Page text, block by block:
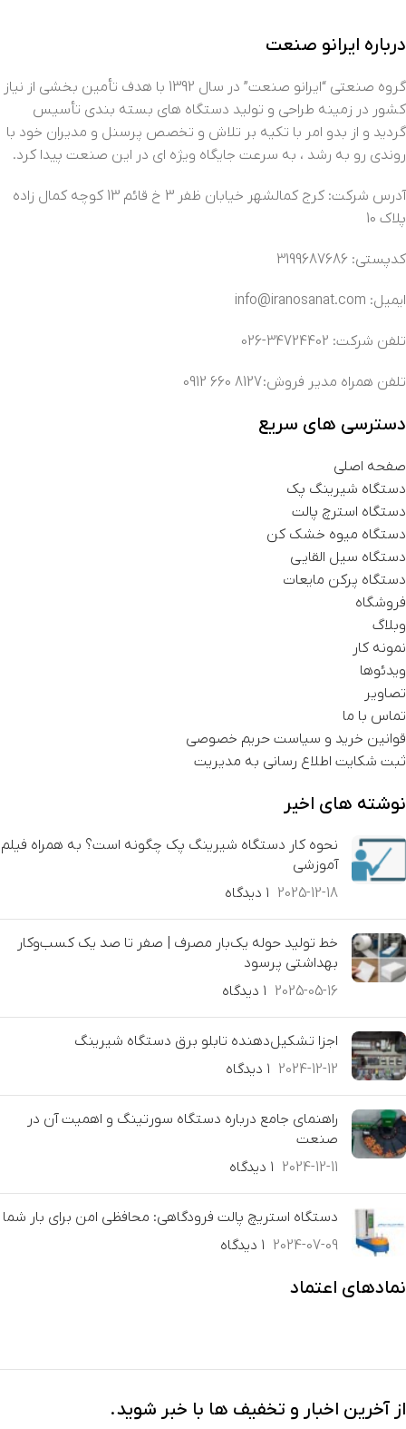
درباره ایرانو صنعت
گروه صنعتی “ایرانو صنعت” در سال 1392 با هدف تأمین بخشی از نیاز
کشور در زمینه طراحی و تولید دستگاه های بسته بندی تأسیس
گردید و از بدو امر با تکیه بر تلاش و تخصص پرسنل و مدیران خود با
روندی رو به رشد ، به سرعت جایگاه ویژه ای در این صنعت پیدا کرد.
آدرس شرکت: کرج کمالشهر خیابان ظفر 3 خ قائم 13 کوچه کمال زاده
پلاک 10
کدپستی: 3199687686
ایمیل: info@iranosanat.com
تلفن شرکت: 34724402-026
تلفن همراه مدیر فروش: 8127 660 0912
دسترسی های سریع
صفحه اصلی
دستگاه شیرینگ پک
دستگاه استرچ پالت
دستگاه میوه خشک کن
دستگاه سیل القایی
دستگاه پرکن مایعات
فروشگاه
وبلاگ
نمونه کار
ویدئوها
تصاویر
تماس با ما
قوانین خرید و سیاست حریم خصوصی
ثبت شکایت اطلاع رسانی به مدیریت
نوشته های اخیر
نحوه کار دستگاه شیرینگ پک چگونه است؟ به همراه فیلم
آموزشی
2025-12-18 ۱ دیدگاه
خط تولید حوله یک‌بار مصرف | صفر تا صد یک کسب‌وکار
بهداشتی پرسود
2025-05-16 ۱ دیدگاه
اجزا تشکیل‌دهنده تابلو برق دستگاه شیرینگ
2024-12-12 ۱ دیدگاه
راهنمای جامع درباره دستگاه سورتینگ و اهمیت آن در
صنعت
2024-12-11 ۱ دیدگاه
دستگاه استریچ پالت فرودگاهی: محافظی امن برای بار شما
2024-07-09 ۱ دیدگاه
نمادهای اعتماد
از آخرین اخبار و تخفیف ها با خبر شوید.